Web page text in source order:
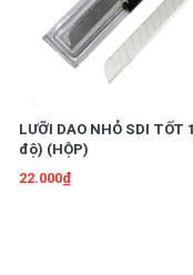
LƯỠI DAO NHỎ SDI TỐT
độ) (HỘP)
22.000₫